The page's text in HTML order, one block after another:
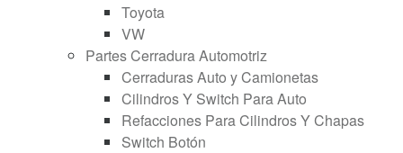
Toyota
VW
Partes Cerradura Automotriz
Cerraduras Auto y Camionetas
Cilindros Y Switch Para Auto
Refacciones Para Cilindros Y Chapas
Switch Botón